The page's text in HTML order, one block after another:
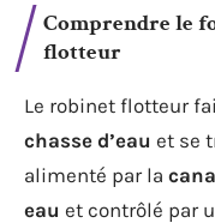
Comprendre le
flotteur
Le robinet flotteur
chasse d’eau et se
alimenté par la
eau et contrôlé par